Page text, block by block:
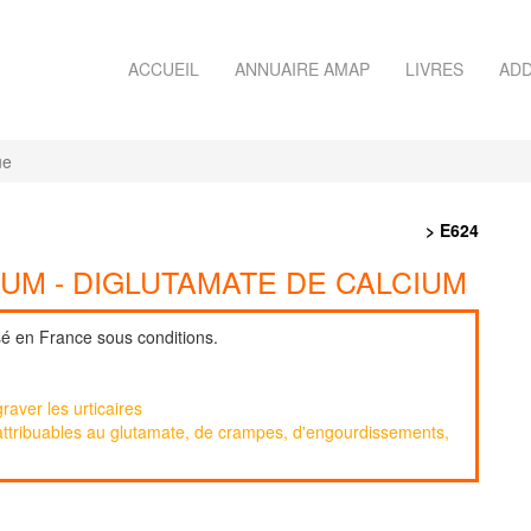
ACCUEIL ANNUAIRE AMAP LIVRES
> E624
- DIGLUTAMATE DE CALCIUM
en France sous conditions.
les urticaires
au glutamate, de crampes, d'engourdissements,